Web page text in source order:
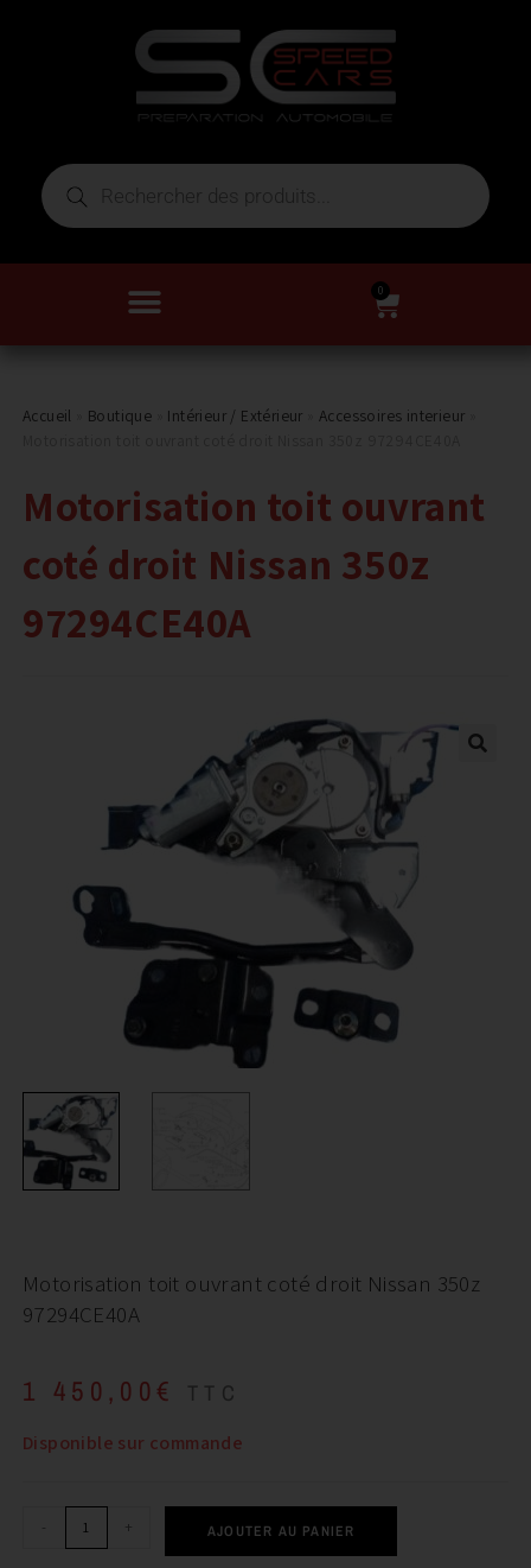
0
Accueil Boutique Intérieur / Extérieur Accessoires interieur
Motorisation toit ouvrant
coté droit Nissan 350z
97294CE40A
Motorisation toit ouvrant coté droit Nissan 350z
97294CE40A
1 450,00 € TTC
Disponible sur commande
- + AJOUTER AU PANIER